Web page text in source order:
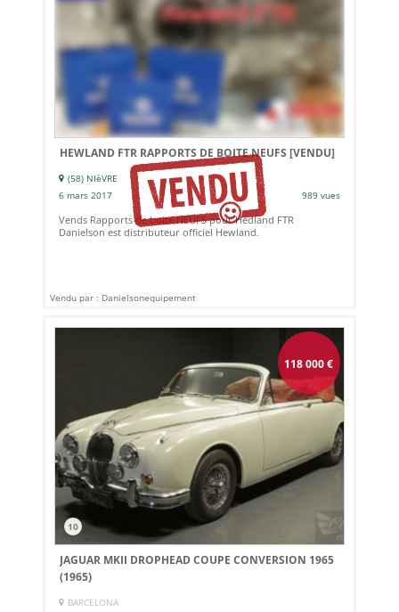
HEWLAND FTR RAPPORTS DE BOITE NEUFS [VENDU]
(58) NIèVRE
6 mars 2017
989 vues
Vends Rapports de boite NEUFS pour Hedland FTR
Danielson est distributeur officiel Hewland.
Vendu par : Danielsonequipement
118 000€
10
JAGUAR MKII DROPHEAD COUPE CONVERSION 1965
(1965)
BARCELONA